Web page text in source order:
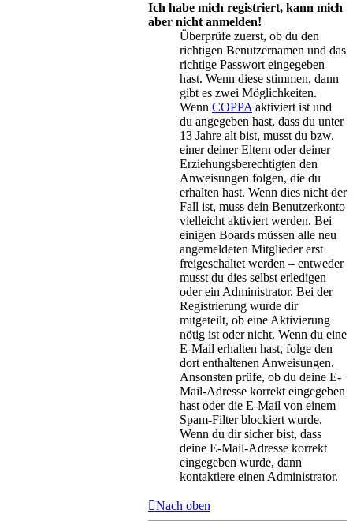
Ich habe mich registriert, kann mich
aber nicht anmelden!
Überprüfe zuerst, ob du den
richtigen Benutzernamen und das
richtige Passwort eingegeben
hast. Wenn diese stimmen, dann
gibt es zwei Möglichkeiten.
Wenn COPPA aktiviert ist und
du angegeben hast, dass du unter
13 Jahre alt bist, musst du bzw.
einer deiner Eltern oder deiner
Erziehungsberechtigten den
Anweisungen folgen, die du
erhalten hast. Wenn dies nicht der
Fall ist, muss dein Benutzerkonto
vielleicht aktiviert werden. Bei
einigen Boards müssen alle neu
angemeldeten Mitglieder erst
freigeschaltet werden – entweder
musst du dies selbst erledigen
oder ein Administrator. Bei der
Registrierung wurde dir
mitgeteilt, ob eine Aktivierung
nötig ist oder nicht. Wenn du eine
E-Mail erhalten hast, folge den
dort enthaltenen Anweisungen.
Ansonsten prüfe, ob du deine E-
Mail-Adresse korrekt eingegeben
hast oder die E-Mail von einem
Spam-Filter blockiert wurde.
Wenn du dir sicher bist, dass
deine E-Mail-Adresse korrekt
eingegeben wurde, dann
kontaktiere einen Administrator.
Nach oben